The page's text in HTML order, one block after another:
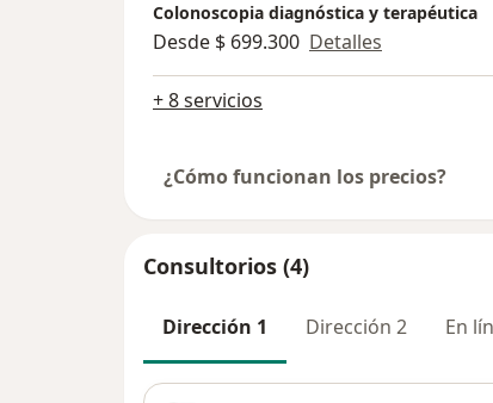
Colonoscopia diagnóstica y terapéutica
Desde $ 699.300 Detalles
+ 8 servicios
¿Cómo funcionan los precios?
Consultorios (4)
Dirección 1 Dirección 2 En